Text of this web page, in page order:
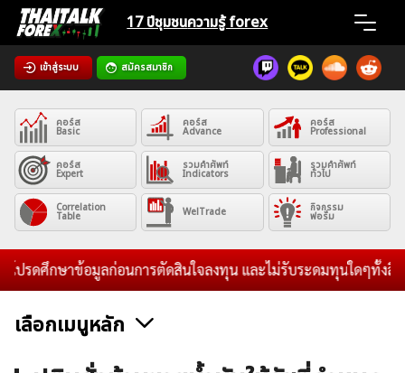
Skip
content
17 ปีชุมชนความรู้ forex
เข้าสู่ระบบ สมัครสมาชิก
Home
News
Articles
VPS Register
ค้นหา
คอร์ส
Basic
คอร์ส
Advance
คอร์ส
Professional
คอร์ส
Expert
รวมคำศัพท์
Indicators
รวมคำศัพท์
ทั่วไป
Correlation
Table WelTrade กิจกรรม
ฟอรั่ม
รดศึกษาข้อมูลก่อนการตัดสินใจลงทุน และไม่รับระดมทุนใดๆทั้งสิ้น
เลือกเมนูหลัก
ข่าวฟอเร็กซ์และสกุลเงิน คริปโตเคอร์เรนซี
ฟรีซิกแนล รายวัน